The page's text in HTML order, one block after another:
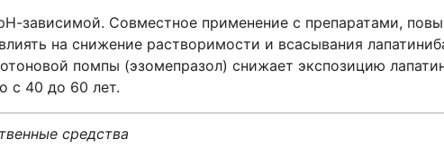
зависимой. Совместное применение с препаратами,
на снижение растворимости и всасывания
помпы (эзомепразол) снижает экспозицию
с 40 до 60 лет.
средства